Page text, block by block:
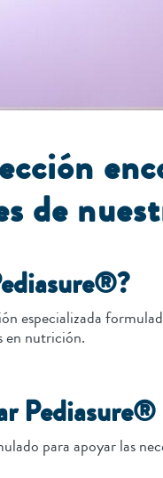
de
especializada
en nutrición.
para apoyar las